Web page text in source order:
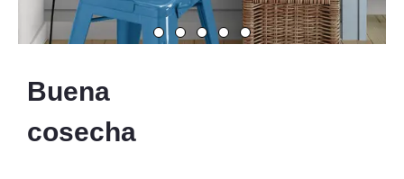
Buena
cosecha